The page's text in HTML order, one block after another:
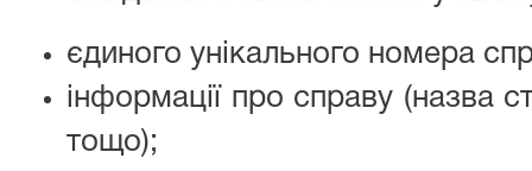
єдиного унікального номера
інформації про справу (назва
тощо);